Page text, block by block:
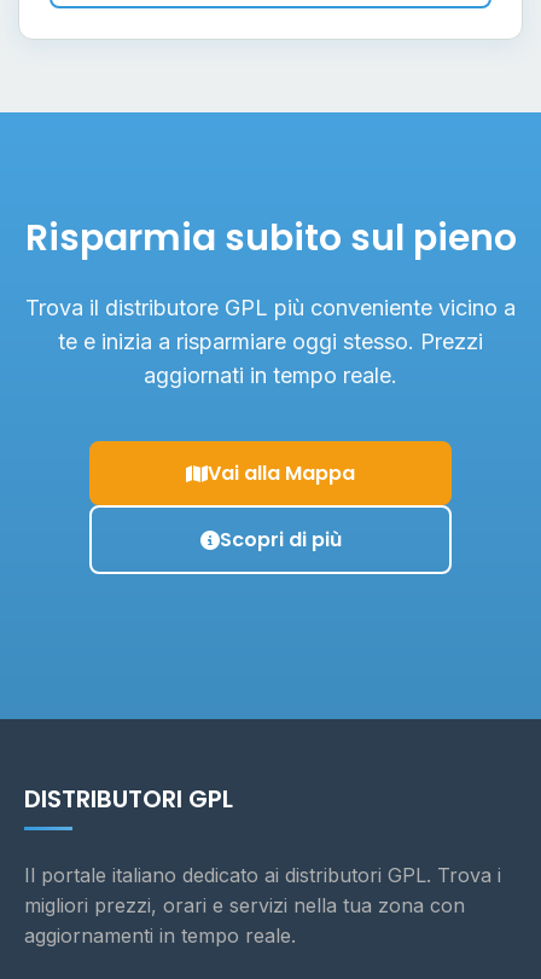
Risparmia subito sul pieno
Trova il distributore GPL più conveniente vicino a
te e inizia a risparmiare oggi stesso. Prezzi
aggiornati in tempo reale.
Vai alla Mappa
Scopri di più
DISTRIBUTORI GPL
Il portale italiano dedicato ai distributori GPL. Trova i
migliori prezzi, orari e servizi nella tua zona con
aggiornamenti in tempo reale.